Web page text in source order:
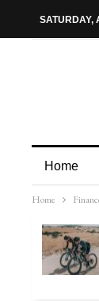
SATURDAY,
Home
Home